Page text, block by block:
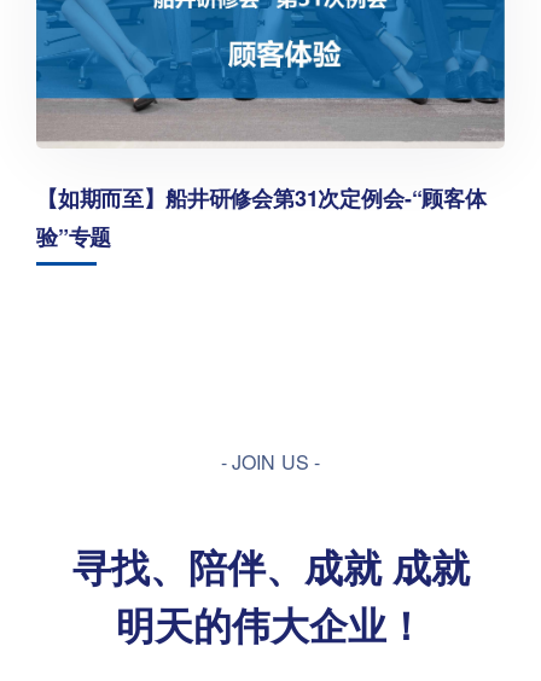
【如期而至】船井研修会第31次定例会-“顾客体
验”专题
- JOIN US -
寻找、陪伴、成就成就
明天的伟大企业！